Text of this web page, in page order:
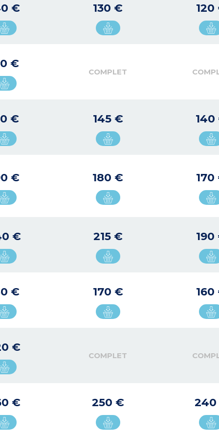
€ 130 € 120
€
COMPLET
€ 145 € 140
€ 180 € 170
€ 215 € 190
€ 170 € 160
€
COMPLET
€ 250 €